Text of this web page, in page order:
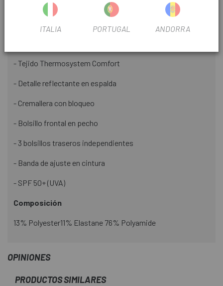
además de ser ligero, compactable y de volumen reducido.
- Tejido Thermosystem Comfort
- Detalle reflectante en espalda
- Cremallera con bloqueo
- Bolsillo frontal en pecho
- 3 bolsillos traseros independientes
- Banda de ajuste en cintura
- SPF 50+ (UVA)
Composición
13% Polyester11% Elastane 76% Polyamide
OPINIONES
PRODUCTOS SIMILARES
ITALIA PORTUGAL ANDORRA